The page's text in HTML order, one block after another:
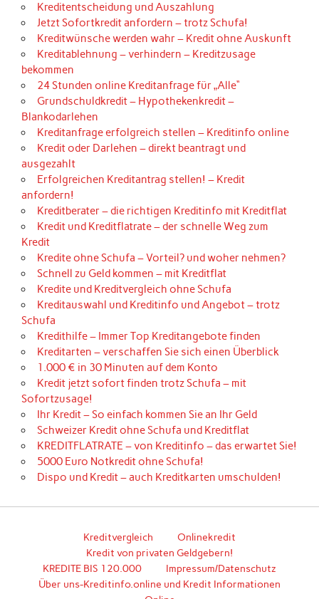
Kreditentscheidung und Auszahlung
Jetzt Sofortkredit anfordern – trotz Schufa!
Kreditwünsche werden wahr – Kredit ohne Auskunft
Kreditablehnung – verhindern – Kreditzusage
bekommen
24 Stunden online Kreditanfrage für „Alle“
Grundschuldkredit – Hypothekenkredit –
Blankodarlehen
Kreditanfrage erfolgreich stellen – Kreditinfo online
Kredit oder Darlehen – direkt beantragt und
ausgezahlt
Erfolgreichen Kreditantrag stellen! – Kredit
anfordern!
Kreditberater – die richtigen Kreditinfo mit Kreditflat
Kredit und Kreditflatrate – der schnelle Weg zum
Kredit
Kredite ohne Schufa – Vorteil? und woher nehmen?
Schnell zu Geld kommen – mit Kreditflat
Kredite und Kreditvergleich ohne Schufa
Kreditauswahl und Kreditinfo und Angebot – trotz
Schufa
Kredithilfe – Immer Top Kreditangebote finden
Kreditarten – verschaffen Sie sich einen Überblick
1.000 € in 30 Minuten auf dem Konto
Kredit jetzt sofort finden trotz Schufa – mit
Sofortzusage!
Ihr Kredit – So einfach kommen Sie an Ihr Geld
Schweizer Kredit ohne Schufa und Kreditflat
KREDITFLATRATE – von Kreditinfo – das erwartet Sie!
5000 Euro Notkredit ohne Schufa!
Dispo und Kredit – auch Kreditkarten umschulden!
Kreditvergleich
Onlinekredit
Kredit von privaten Geldgebern!
KREDITE BIS 120.000
Impressum/Datenschutz
Über uns-Kreditinfo.online und Kredit Informationen